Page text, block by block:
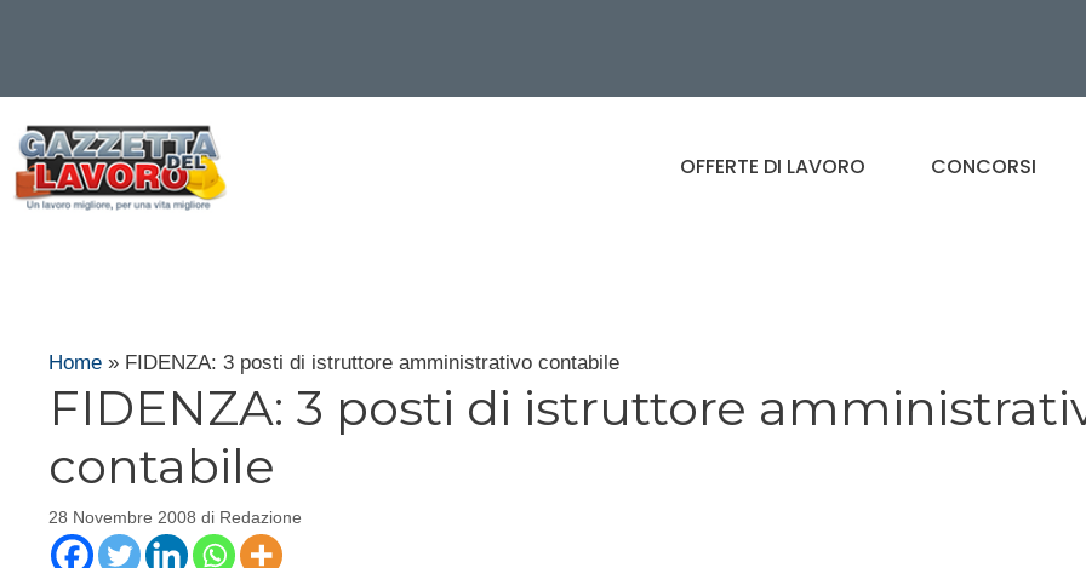
contenuto
OFFERTE DI LAVORO CONCORSI
Home » FIDENZA: 3 posti di istruttore amministrativo contabile
FIDENZA: 3 posti di istruttore
contabile
28 Novembre 2008 di Redazione